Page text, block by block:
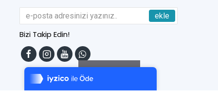
Tek Tıkla Ödeme Kolaylığı
7/24 Canlı Destek
%100 Sorunsuz Alışveriş
ekle
Bizi Takip Edin!
Filtreleme